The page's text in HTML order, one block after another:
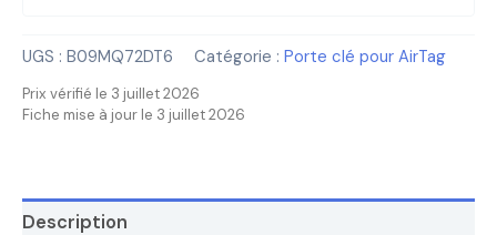
UGS : B09MQ72DT6 Catégorie : Porte clé pour AirTag
Prix vérifié le 3 juillet 2026
Fiche mise à jour le 3 juillet 2026
Description